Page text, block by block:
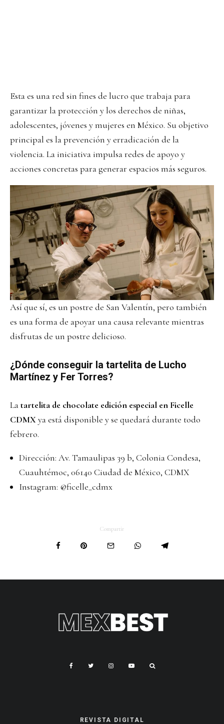
Esta es una red sin fines de lucro que trabaja para
garantizar la protección y los derechos de niñas,
adolescentes, jóvenes y mujeres en México. Su objetivo
principal es la prevención y erradicación de la
violencia. La iniciativa impulsa redes de apoyo y
acciones concretas para generar espacios más seguros.
Así que sí, es un postre de San Valentín, pero también
es una forma de apoyar una causa relevante mientras
disfrutas de un postre delicioso.
¿Dónde conseguir la tartelita de Lucho
Martínez y Fer Torres?
Latartelita de chocolate edición especial en Ficelle
CDMXya está disponible y se quedará durante todo
febrero.
Dirección: Av. Tamaulipas 39 b, Colonia Condesa,
Cuauhtémoc, 06140 Ciudad de México, CDMX
Instagram: @ficelle_cdmx
Compartir
REVISTA DIGITAL